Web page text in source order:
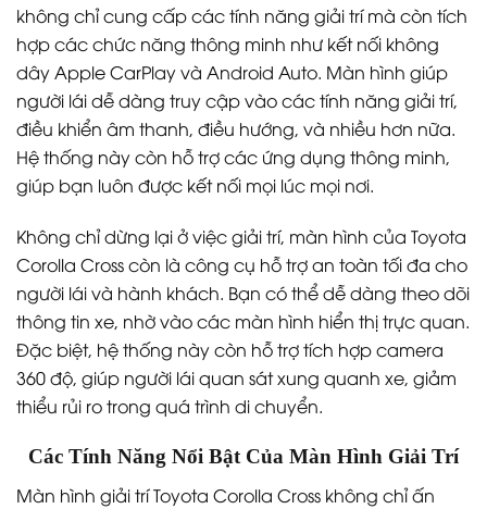
không chỉ cung cấp các tính năng giải trí mà còn tích
hợp các chức năng thông minh như kết nối không
dây Apple CarPlay và Android Auto. Màn hình giúp
người lái dễ dàng truy cập vào các tính năng giải trí,
điều khiển âm thanh, điều hướng, và nhiều hơn nữa.
Hệ thống này còn hỗ trợ các ứng dụng thông minh,
giúp bạn luôn được kết nối mọi lúc mọi nơi.
Không chỉ dừng lại ở việc giải trí, màn hình của Toyota
Corolla Cross còn là công cụ hỗ trợ an toàn tối đa cho
người lái và hành khách. Bạn có thể dễ dàng theo dõi
thông tin xe, nhờ vào các màn hình hiển thị trực quan.
Đặc biệt, hệ thống này còn hỗ trợ tích hợp camera
360 độ, giúp người lái quan sát xung quanh xe, giảm
thiểu rủi ro trong quá trình di chuyển.
Các Tính Năng Nổi Bật Của Màn Hình Giải Trí
Màn hình giải trí Toyota Corolla Cross không chỉ ấn